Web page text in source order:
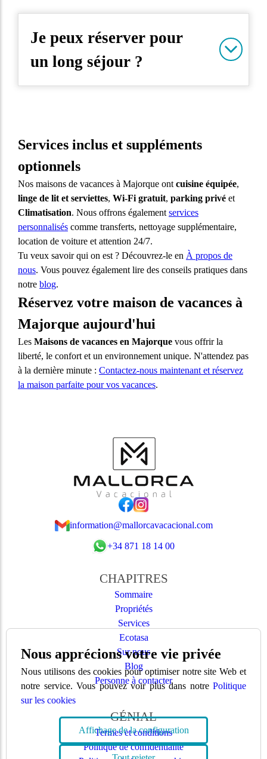
Je peux réserver pour
un long séjour ?
Services inclus et suppléments
optionnels
Nos maisons de vacances à Majorque ont cuisine équipée,
linge de lit et serviettes, Wi-Fi gratuit, parking privé et
Climatisation. Nous offrons également services
personnalisés comme transferts, nettoyage supplémentaire,
location de voiture et attention 24/7.
Tu veux savoir qui on est ? Découvrez-le en À propos de
nous. Vous pouvez également lire des conseils pratiques dans
notre blog.
Réservez votre maison de vacances à
Majorque aujourd'hui
Les Maisons de vacances en Majorque vous offrir la
liberté, le confort et un environnement unique. N'attendez pas
à la dernière minute : Contactez-nous maintenant et réservez
la maison parfaite pour vos vacances.
information@mallorcavacacional.com
+34 871 18 14 00
CHAPITRES
Sommaire
Propriétés
Services
Ecotasa
Sur nous
Blog
Personne à contacter
GÉNIAL
Termes et conditions
Politique de confidentialité
Nous apprécions votre vie privée
Nous utilisons des cookies pour optimiser notre site Web et
notre service. Vous pouvez voir plus dans notre Politique
sur les cookies
Affichage de la configuration